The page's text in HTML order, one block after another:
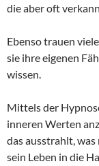
die aber oft
Ebenso trauen
sie ihre eigenen
wissen.
Mittels der
inneren Werten
das ausstrahlt,
sein Leben in die